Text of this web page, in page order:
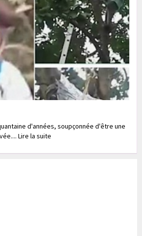
d'années, soupçonnée d'être une
Lire la suite